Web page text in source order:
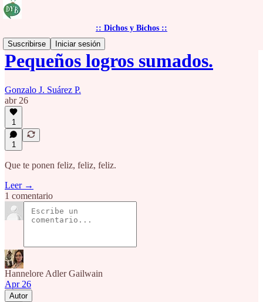
:: Dichos y Bichos ::
Suscribirse
Iniciar sesión
Pequeños logros sumados.
Gonzalo J. Suárez P.
abr 26
1
1
Que te ponen feliz, feliz, feliz.
Leer →
1 comentario
Hannelore Adler Gailwain
Apr 26
Autor